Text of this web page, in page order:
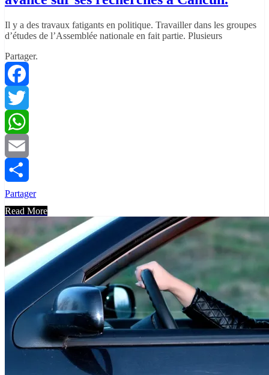
Il y a des travaux fatigants en politique. Travailler dans les groupes
d’études de l’Assemblée nationale en fait partie. Plusieurs
Partager.
Facebook
Twitter
WhatsApp
Email
Partager
Read More